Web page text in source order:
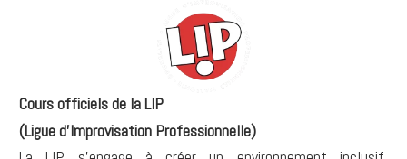
Cours officiels de la LIP
(Ligue d'Improvisation Professionnelle)